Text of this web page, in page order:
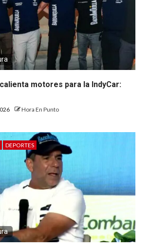
motores para la IndyCar:
Hora En Punto
DEPORTES